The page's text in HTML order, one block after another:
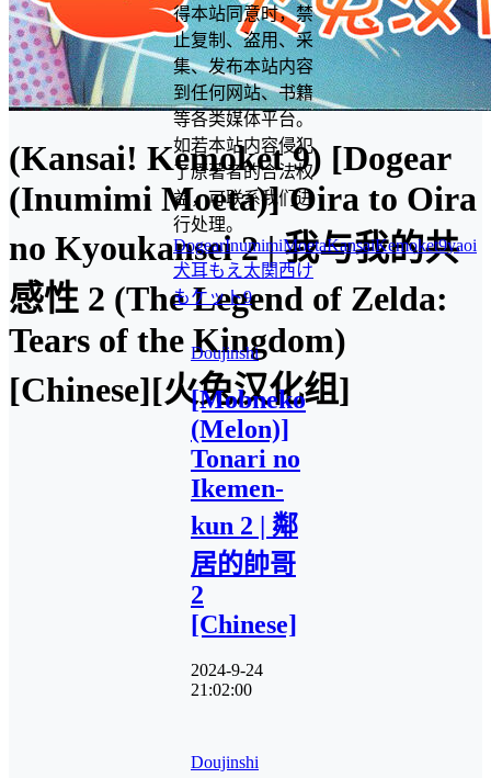
(Kansai! Kemoket 9) [Dogear
(Inumimi Moeta)] Oira to Oira
no Kyoukansei 2 | 我与我的共
感性 2 (The Legend of Zelda:
Tears of the Kingdom)
[Chinese][火兔汉化组]
得本站同意时，禁
止复制、盗用、采
集、发布本站内容
到任何网站、书籍
等各类媒体平台。
如若本站内容侵犯
了原著者的合法权
益，可联系我们进
行处理。
DogearInumimiMoetaKansaiKemoket9yaoi
犬耳もえ太関西け
もケット9
Doujinshi
[Mobneko
(Melon)]
Tonari no
Ikemen-
kun 2 | 鄰
居的帥哥
2
[Chinese]
2024-9-24
21:02:00
Doujinshi